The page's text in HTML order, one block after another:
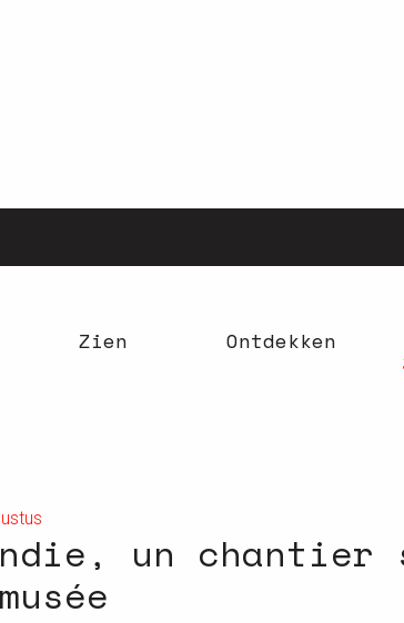
Zien Ontdekken
un